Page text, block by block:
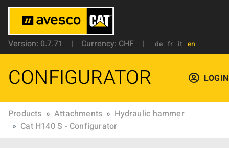
Version: 0.7.71 | Currency: CHF | de fr it en
CONFIGURATOR LOGIN
Products Attachments
Hydraulic hammer
Cat H140 S - Configurator